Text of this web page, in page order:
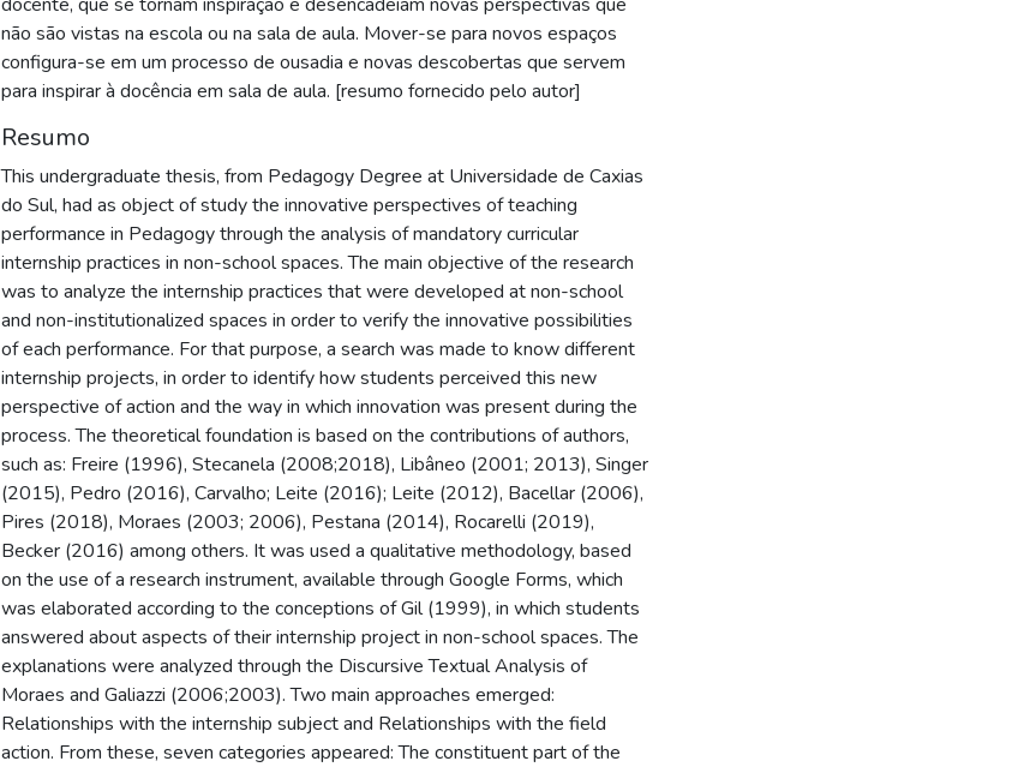
não são vistas na escola ou na sala de aula. Mover-se para novos espaços
configura-se em um processo de ousadia e novas descobertas que servem
para inspirar à docência em sala de aula. [resumo fornecido pelo autor]
Resumo
This undergraduate thesis, from Pedagogy Degree at Universidade de Caxias
do Sul, had as object of study the innovative perspectives of teaching
performance in Pedagogy through the analysis of mandatory curricular
internship practices in non-school spaces. The main objective of the research
was to analyze the internship practices that were developed at non-school
and non-institutionalized spaces in order to verify the innovative possibilities
of each performance. For that purpose, a search was made to know different
internship projects, in order to identify how students perceived this new
perspective of action and the way in which innovation was present during the
process. The theoretical foundation is based on the contributions of authors,
such as: Freire (1996), Stecanela (2008;2018), Libâneo (2001; 2013), Singer
(2015), Pedro (2016), Carvalho; Leite (2016); Leite (2012), Bacellar (2006),
Pires (2018), Moraes (2003; 2006), Pestana (2014), Rocarelli (2019),
Becker (2016) among others. It was used a qualitative methodology, based
on the use of a research instrument, available through Google Forms, which
was elaborated according to the conceptions of Gil (1999), in which students
answered about aspects of their internship project in non-school spaces. The
explanations were analyzed through the Discursive Textual Analysis of
Moraes and Galiazzi (2006;2003). Two main approaches emerged:
Relationships with the internship subject and Relationships with the field
action. From these, seven categories appeared: The constituent part of the